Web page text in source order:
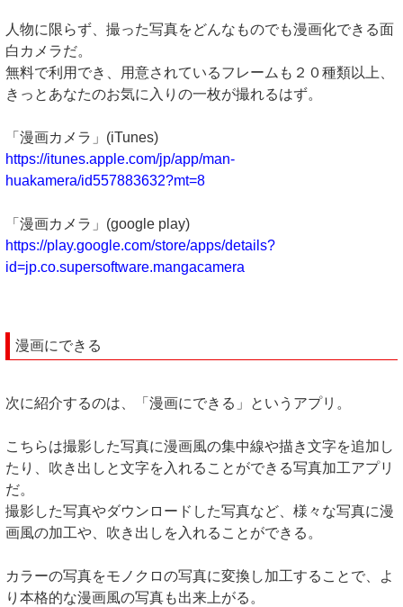
人物に限らず、撮った写真をどんなものでも漫画化できる面
白カメラだ。
無料で利用でき、用意されているフレームも２０種類以上、
きっとあなたのお気に入りの一枚が撮れるはず。
「漫画カメラ」(iTunes)
https://itunes.apple.com/jp/app/man-
huakamera/id557883632?mt=8
「漫画カメラ」(google play)
https://play.google.com/store/apps/details?
id=jp.co.supersoftware.mangacamera
漫画にできる
次に紹介するのは、「漫画にできる」というアプリ。
こちらは撮影した写真に漫画風の集中線や描き文字を追加し
たり、吹き出しと文字を入れることができる写真加工アプリ
だ。
撮影した写真やダウンロードした写真など、様々な写真に漫
画風の加工や、吹き出しを入れることができる。
カラーの写真をモノクロの写真に変換し加工することで、よ
り本格的な漫画風の写真も出来上がる。